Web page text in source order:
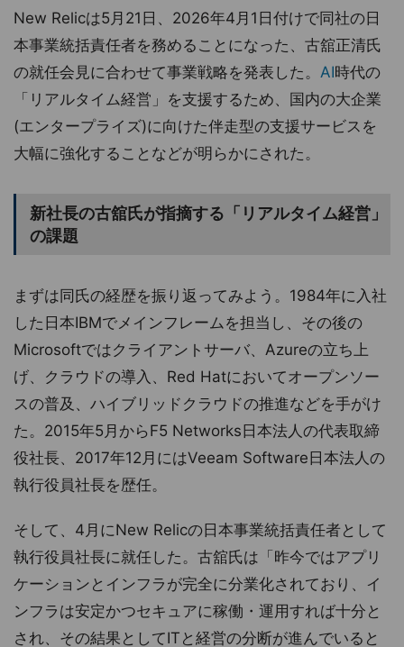
New Relicは5月21日、2026年4月1日付けで同社の日
本事業統括責任者を務めることになった、古舘正清氏
の就任会見に合わせて事業戦略を発表した。 AI時代の
「リアルタイム経営」を支援するため、国内の大企業
(エンタープライズ)に向けた伴走型の支援サービスを
大幅に強化することなどが明らかにされた。
新社長の古舘氏が指摘する「リアルタイム経営」
の課題
まずは同氏の経歴を振り返ってみよう。1984年に入社
した日本IBMでメインフレームを担当し、その後の
Microsoftではクライアントサーバ、Azureの立ち上
げ、クラウドの導入、Red Hatにおいてオープンソー
スの普及、ハイブリッドクラウドの推進などを手がけ
た。2015年5月からF5 Networks日本法人の代表取締
役社長、2017年12月にはVeeam Software日本法人の
執行役員社長を歴任。
そして、4月にNew Relicの日本事業統括責任者として
執行役員社長に就任した。古舘氏は「昨今ではアプリ
ケーションとインフラが完全に分業化されており、イ
ンフラは安定かつセキュアに稼働・運用すれば十分と
され、その結果としてITと経営の分断が進んでいると